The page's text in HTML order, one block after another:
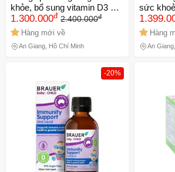
khỏe, bổ sung vitamin D3 +
K2 Brauer Baby & Kids D3 +
K2 High Potency MK-7
Drops (10ml)
1.300.000đ 2.400.000đ
Hàng mới về
An Giang, Hồ Chí Minh
sức
và cho
PureHàng
An
-20%